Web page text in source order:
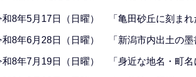
8年5月17日（日曜） 「亀田砂丘に刻まれ
8年6月28日（日曜） 「新潟市内出土の墨
8年7月19日（日曜） 「身近な地名・町名